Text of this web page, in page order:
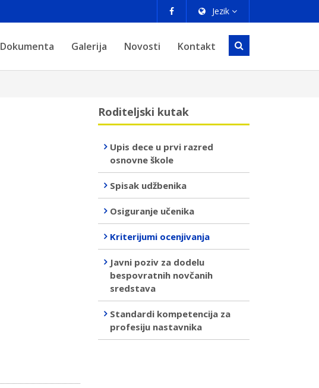
Jezik
Dokumenta Galerija Novosti Kontakt
Roditeljski kutak
Upis dece u prvi razred
osnovne škole
Spisak udžbenika
Osiguranje učenika
Kriterijumi ocenjivanja
Javni poziv za dodelu
bespovratnih novčanih
sredstava
Standardi kompetencija za
profesiju nastavnika